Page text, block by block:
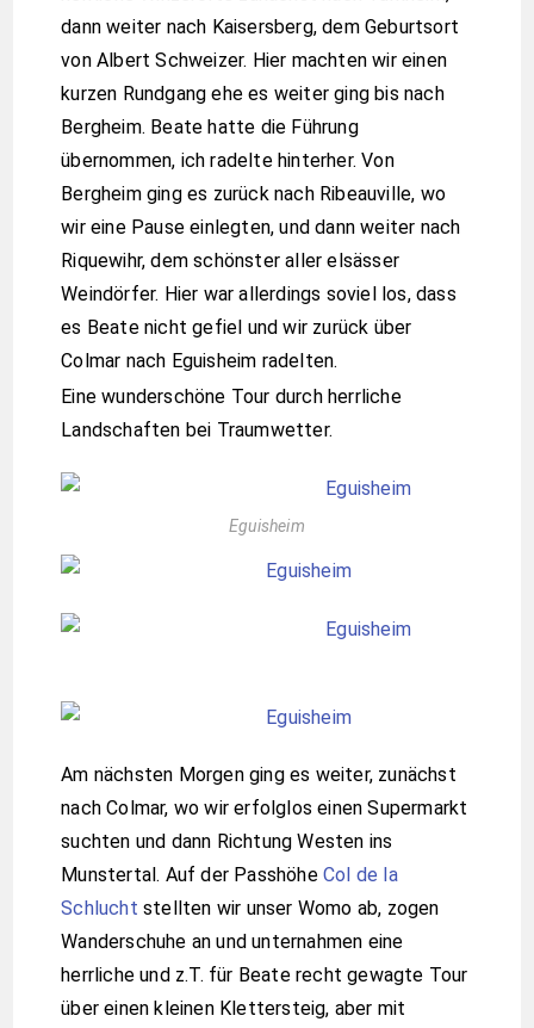
dann weiter nach Kaisersberg, dem Geburtsort
von Albert Schweizer. Hier machten wir einen
kurzen Rundgang ehe es weiter ging bis nach
Bergheim. Beate hatte die Führung
übernommen, ich radelte hinterher. Von
Bergheim ging es zurück nach Ribeauville, wo
wir eine Pause einlegten, und dann weiter nach
Riquewihr, dem schönster aller elsässer
Weindörfer. Hier war allerdings soviel los, dass
es Beate nicht gefiel und wir zurück über
Colmar nach Eguisheim radelten.
Eine wunderschöne Tour durch herrliche
Landschaften bei Traumwetter.
Eguisheim
Am nächsten Morgen ging es weiter, zunächst
nach Colmar, wo wir erfolglos einen Supermarkt
suchten und dann Richtung Westen ins
Munstertal. Auf der PasshöheCol de la
Schlucht stellten wir unser Womo ab, zogen
Wanderschuhe an und unternahmen eine
herrliche und z.T. für Beate recht gewagte Tour
über einen kleinen Klettersteig, aber mit